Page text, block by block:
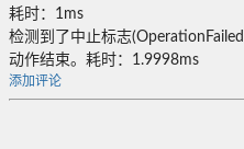
耗时：1ms
检测到了中止标志
动作结束。耗时：1.9998ms
添加评论